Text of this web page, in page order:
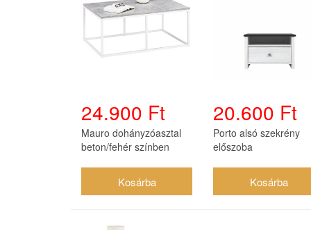
24.900 Ft
Mauro dohányzóasztal
beton/fehér színben
20.600 Ft
Porto alsó szekrény
előszoba